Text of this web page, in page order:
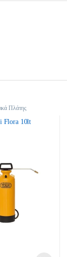
Πλάτης
Flora 10lt